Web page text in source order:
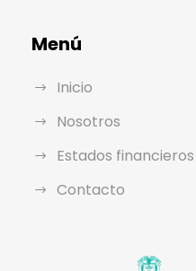
Menú
Inicio
Nosotros
Estados financieros
Contacto